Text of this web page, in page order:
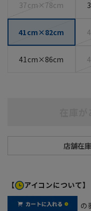
37cm×78cm
41cm×82cm
41cm×86cm
【 アイコンについて】
の